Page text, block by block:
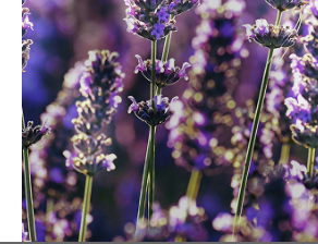
Lupina Nanus Russell
'Gallery Gelb' - Lupinus
Nanus Russell 'Gallery Gelb'
Lupinus Nanus Russell 'Gallery
Gelb'